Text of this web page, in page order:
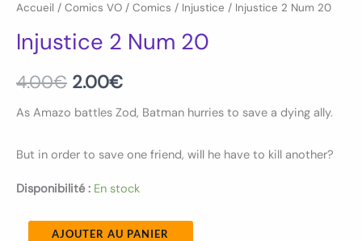
Accueil / Comics VO / Comics / Injustice / Injustice 2 Num 20
Injustice 2 Num 20
4.00€ 2.00€
As Amazo battles Zod, Batman hurries to save a dying ally.
But in order to save one friend, will he have to kill another?
Disponibilité : En stock
AJOUTER AU PANIER